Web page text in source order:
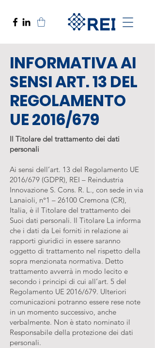
INFORMATIVA AI
SENSI ART. 13 DEL
REGOLAMENTO
UE 2016/679
Il Titolare del trattamento dei dati
personali
Ai sensi dell’art. 13 del Regolamento UE
2016/679 (GDPR), REI – Reindustria
Innovazione S. Cons. R. L., con sede in via
Lanaioli, n°1 – 26100 Cremona (CR),
Italia, è il Titolare del trattamento dei
Suoi dati personali. Il Titolare La informa
che i dati da Lei forniti in relazione ai
rapporti giuridici in essere saranno
oggetto di trattamento nel rispetto della
sopra menzionata normativa. Detto
trattamento avverrà in modo lecito e
secondo i principi di cui all’art. 5 del
Regolamento UE 2016/679. Ulteriori
comunicazioni potranno essere rese note
in un momento successivo, anche
verbalmente. Non è stato nominato il
Responsabile della protezione dei dati
personali.